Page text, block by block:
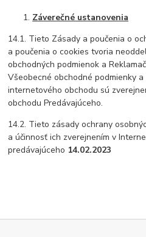
Záverečné ustanovenia
14.1. Tieto Zásady a poučenia o
a poučenia o cookies tvoria
obchodných podmienok a
Všeobecné obchodné podmienky
internetového obchodu sú
obchodu Predávajúceho.
14.2. Tieto zásady ochrany
a účinnosť ich zverejnením v
predávajúceho 14.02.2023